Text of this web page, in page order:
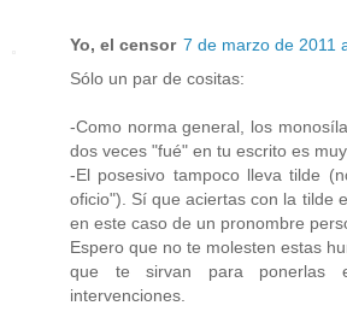
Yo, el censor 7 de marzo de 2011
Sólo un par de cositas:
-Como norma general, los
dos veces "fué" en tu escrito es
-El posesivo tampoco lleva tilde
oficio"). Sí que aciertas con la tilde
en este caso de un pronombre
Espero que no te molesten estas
que te sirvan para ponerlas
intervenciones.